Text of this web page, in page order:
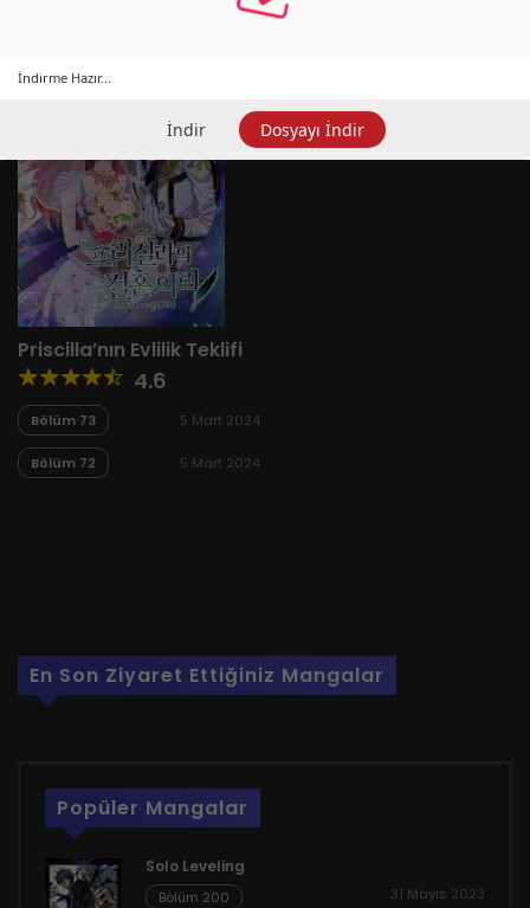
Priscilla’nın Evlilik Teklifi
4.6
Bölüm 73 5 Mart 2024
Bölüm 72 5 Mart 2024
En Son Ziyaret Ettiğiniz Mangalar
Popüler Mangalar
Solo Leveling
Bölüm 200 31 Mayıs 2023
İndirme Hazır...
İndir Dosyayı İndir